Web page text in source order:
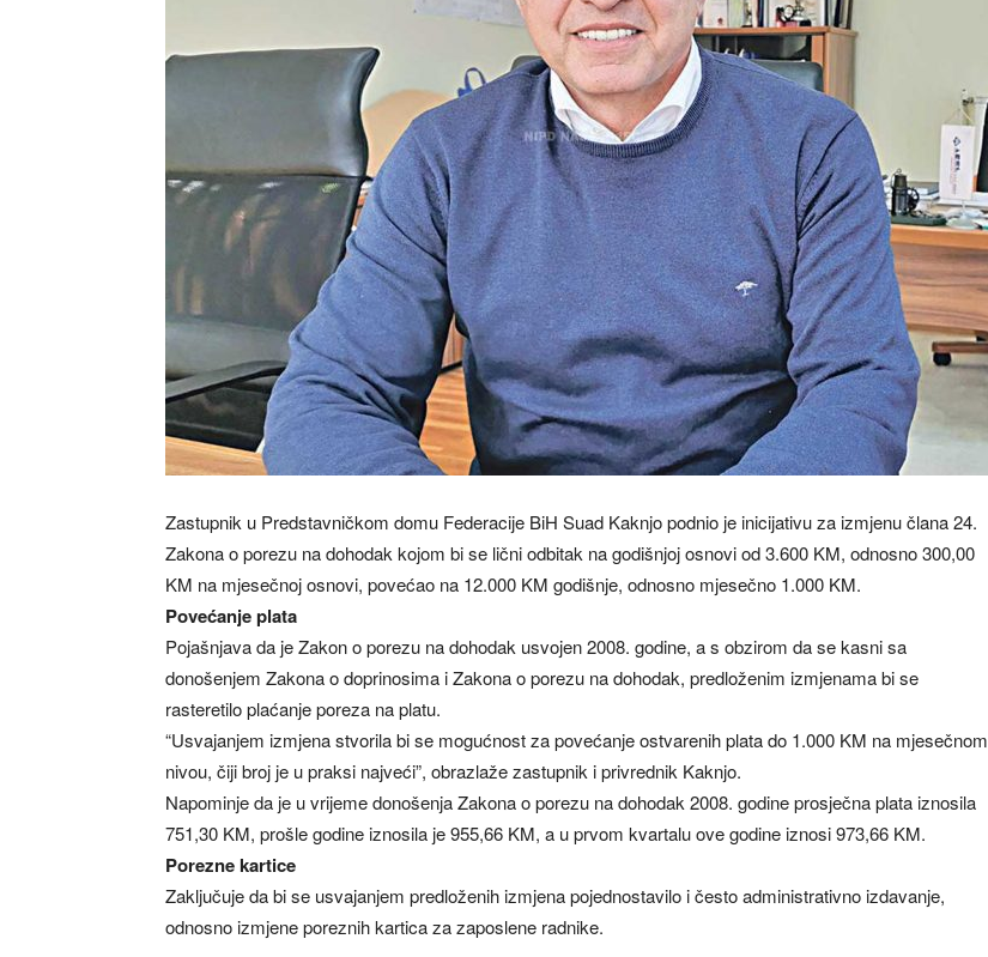
Zastupnik u Predstavničkom domu Federacije BiH Suad Kaknjo podnio je inicijativu za izmjenu člana 24.
Zakona o porezu na dohodak kojom bi se lični odbitak na godišnjoj osnovi od 3.600 KM, odnosno 300,00
KM na mjesečnoj osnovi, povećao na 12.000 KM godišnje, odnosno mjesečno 1.000 KM.
Povećanje plata
Pojašnjava da je Zakon o porezu na dohodak usvojen 2008. godine, a s obzirom da se kasni sa
donošenjem Zakona o doprinosima i Zakona o porezu na dohodak, predloženim izmjenama bi se
rasteretilo plaćanje poreza na platu.
“Usvajanjem izmjena stvorila bi se mogućnost za povećanje ostvarenih plata do 1.000 KM na mjesečnom
nivou, čiji broj je u praksi najveći”, obrazlaže zastupnik i privrednik Kaknjo.
Napominje da je u vrijeme donošenja Zakona o porezu na dohodak 2008. godine prosječna plata iznosila
751,30 KM, prošle godine iznosila je 955,66 KM, a u prvom kvartalu ove godine iznosi 973,66 KM.
Porezne kartice
Zaključuje da bi se usvajanjem predloženih izmjena pojednostavilo i često administrativno izdavanje,
odnosno izmjene poreznih kartica za zaposlene radnike.